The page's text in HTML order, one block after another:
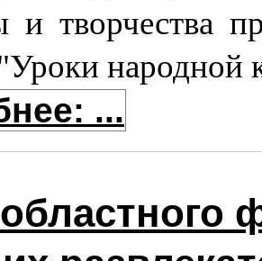
и творчества
народной
...